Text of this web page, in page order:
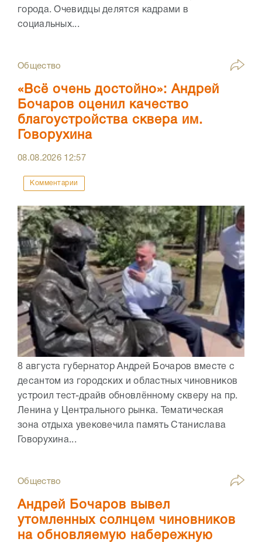
города. Очевидцы делятся кадрами в
социальных...
Общество
«Всё очень достойно»: Андрей
Бочаров оценил качество
благоустройства сквера им.
Говорухина
08.08.2026 12:57
Комментарии
8 августа губернатор Андрей Бочаров вместе с
десантом из городских и областных чиновников
устроил тест-драйв обновлённому скверу на пр.
Ленина у Центрального рынка. Тематическая
зона отдыха увековечила память Станислава
Говорухина...
Общество
Андрей Бочаров вывел
утомленных солнцем чиновников
на обновляемую набережную